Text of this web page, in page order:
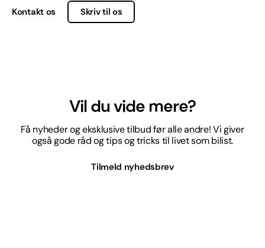
Kontakt os Skriv til os
Vil du vide mere?
Få nyheder og eksklusive tilbud før alle andre! Vi giver
også gode råd og tips og tricks til livet som bilist.
Tilmeld nyhedsbrev